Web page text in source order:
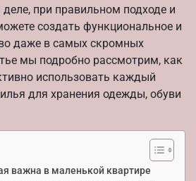
при правильном подходе и
создать функциональное и
даже в самых скромных
мы подробно рассмотрим, как
использовать каждый
для хранения одежды, обуви
важна в маленькой квартире